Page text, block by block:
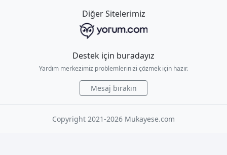
Diğer Sitelerimiz
Destek için buradayız
Yardım merkezimiz problemlerinizi çözmek için hazır.
Mesaj bırakın
Copyright 2021-2026 Mukayese.com